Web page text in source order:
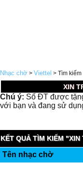
Nhạc chờ > Viettel > Tìm kiếm
XIN
Chú ý: Số ĐT được
với bạn và đang sử
KẾT QUẢ TÌM KIẾM "XIN
Tên nhạc chờ